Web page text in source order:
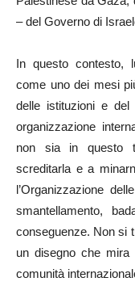
– del Governo di
In questo contesto,
come uno dei mesi
delle istituzioni e
organizzazione
non sia in questo
screditarla e a
l’Organizzazione
smantellamento,
conseguenze. Non si
un disegno che
comunità